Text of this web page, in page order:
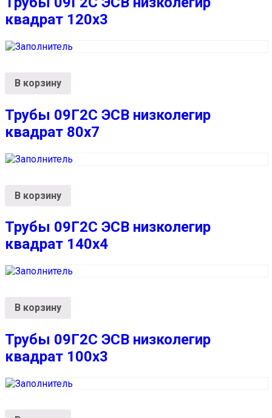
квадрат 120х3
В корзину
Трубы 09Г2С ЭСВ низколегир
квадрат 80х7
В корзину
Трубы 09Г2С ЭСВ низколегир
квадрат 140х4
В корзину
Трубы 09Г2С ЭСВ низколегир
квадрат 100х3